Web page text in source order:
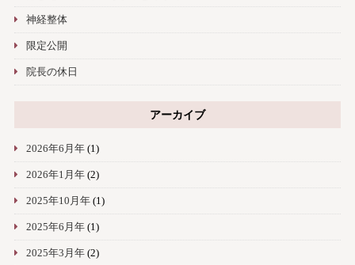
神経整体
限定公開
院長の休日
アーカイブ
2026年6月年(1)
2026年1月年(2)
2025年10月年(1)
2025年6月年(1)
2025年3月年(2)